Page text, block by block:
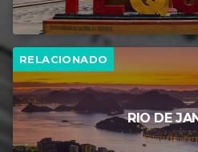
RELACIONADO
RIO DE